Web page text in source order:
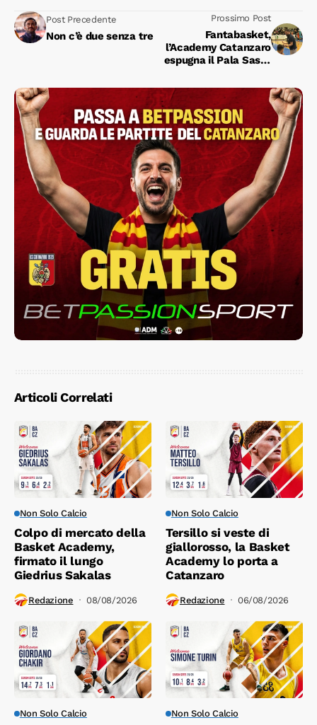
Post Precedente
Non c’è due senza tre
Prossimo Post
Fantabasket,
l’Academy Catanzaro
espugna il Pala Sassi,
71.
Articoli Correlati
Non Solo Calcio
Colpo di mercato della
Basket Academy,
firmato il lungo
Giedrius Sakalas
Redazione 08/08/2026
Non Solo Calcio
Tersillo si veste di
giallorosso, la Basket
Academy lo porta a
Catanzaro
Redazione 06/08/2026
Non Solo Calcio Non Solo Calcio